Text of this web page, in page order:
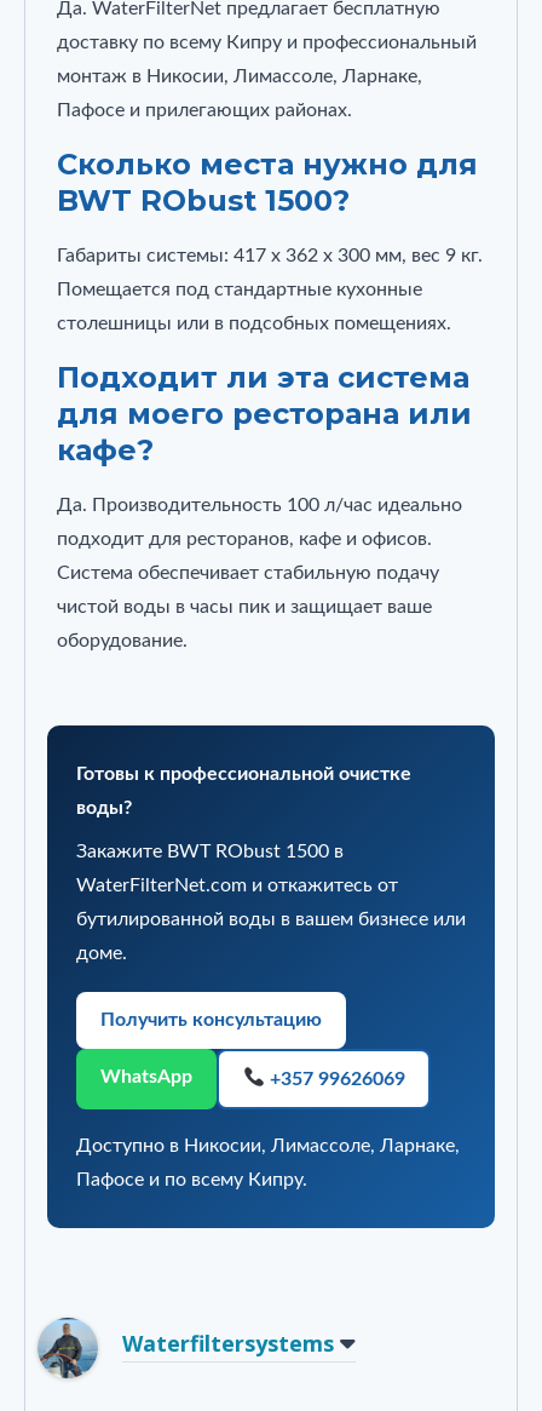
Да. WaterFilterNet предлагает бесплатную
доставку по всему Кипру и профессиональный
монтаж в Никосии, Лимассоле, Ларнаке,
Пафосе и прилегающих районах.
Сколько места нужно для
BWT RObust 1500?
Габариты системы: 417 x 362 x 300 мм, вес 9 кг.
Помещается под стандартные кухонные
столешницы или в подсобных помещениях.
Подходит ли эта система
для моего ресторана или
кафе?
Да. Производительность 100 л/час идеально
подходит для ресторанов, кафе и офисов.
Система обеспечивает стабильную подачу
чистой воды в часы пик и защищает ваше
оборудование.
Готовы к профессиональной очистке
воды?
Закажите BWT RObust 1500 в
WaterFilterNet.com и откажитесь от
бутилированной воды в вашем бизнесе или
доме.
Получить консультацию
WhatsApp +357 99626069
Доступно в Никосии, Лимассоле, Ларнаке,
Пафосе и по всему Кипру.
Waterfiltersystems